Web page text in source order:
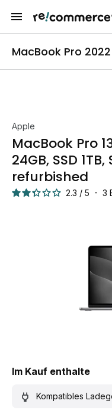
MacBook Pro 2022
Apple
MacBook Pro
24GB, SSD
refurbished
2.3 / 5 - 3
Im Kauf enthalte
Kompatibles